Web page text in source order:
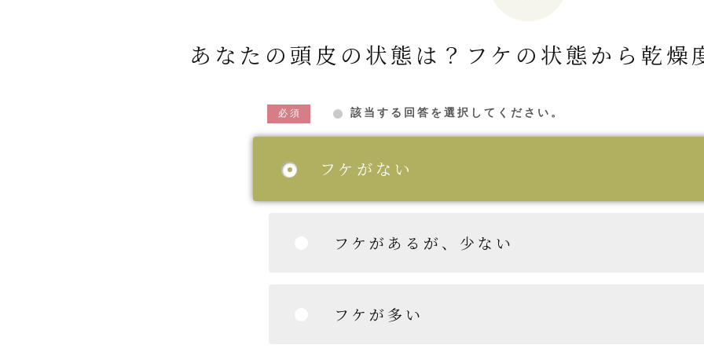
あなたの頭皮の状態は？ フケの状態から乾燥
必須 該当する回答を選択してください。
フケがない
フケがあるが、少ない
フケが多い